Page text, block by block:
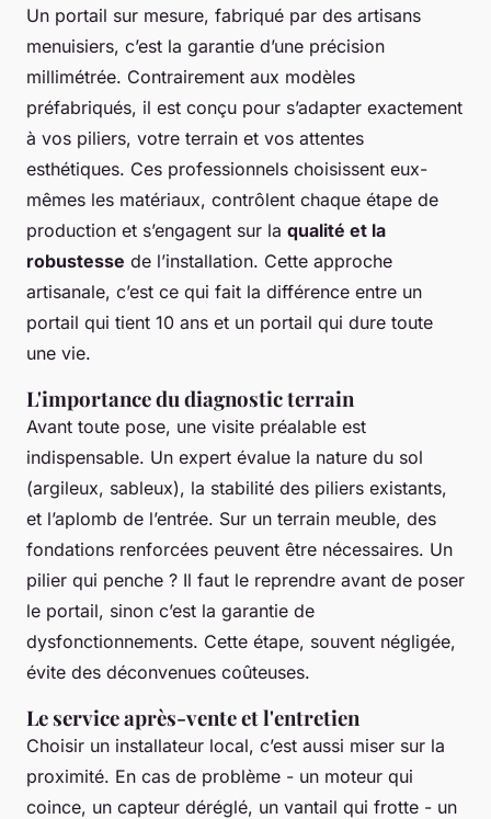
Un portail sur mesure, fabriqué par des artisans
menuisiers, c’est la garantie d’une précision
millimétrée. Contrairement aux modèles
préfabriqués, il est conçu pour s’adapter exactement
à vos piliers, votre terrain et vos attentes
esthétiques. Ces professionnels choisissent eux-
mêmes les matériaux, contrôlent chaque étape de
production et s’engagent sur la qualité et la
robustesse de l’installation. Cette approche
artisanale, c’est ce qui fait la différence entre un
portail qui tient 10 ans et un portail qui dure toute
une vie.
L'importance du diagnostic terrain
Avant toute pose, une visite préalable est
indispensable. Un expert évalue la nature du sol
(argileux, sableux), la stabilité des piliers existants,
et l’aplomb de l’entrée. Sur un terrain meuble, des
fondations renforcées peuvent être nécessaires. Un
pilier qui penche ? Il faut le reprendre avant de poser
le portail, sinon c’est la garantie de
dysfonctionnements. Cette étape, souvent négligée,
évite des déconvenues coûteuses.
Le service après-vente et l'entretien
Choisir un installateur local, c’est aussi miser sur la
proximité. En cas de problème - un moteur qui
coince, un capteur déréglé, un vantail qui frotte - un